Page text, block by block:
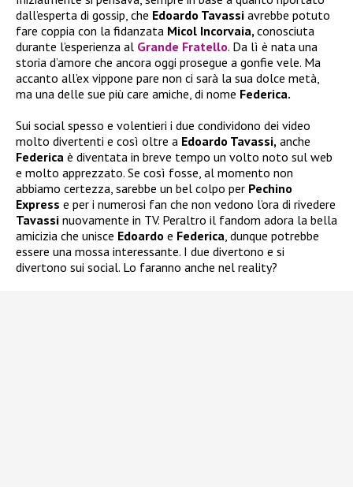
dall’esperta di gossip, che Edoardo Tavassi avrebbe potuto
fare coppia con la fidanzata Micol Incorvaia, conosciuta
durante l’esperienza al Grande Fratello. Da lì è nata una
storia d’amore che ancora oggi prosegue a gonfie vele. Ma
accanto all’ex vippone pare non ci sarà la sua dolce metà,
ma una delle sue più care amiche, di nome Federica.
Sui social spesso e volentieri i due condividono dei video
molto divertenti e così oltre a Edoardo Tavassi, anche
Federica è diventata in breve tempo un volto noto sul web
e molto apprezzato. Se così fosse, al momento non
abbiamo certezza, sarebbe un bel colpo per Pechino
Express e per i numerosi fan che non vedono l’ora di rivedere
Tavassi nuovamente in TV. Peraltro il fandom adora la bella
amicizia che unisce Edoardo e Federica , dunque potrebbe
essere una mossa interessante. I due divertono e si
divertono sui social. Lo faranno anche nel reality?